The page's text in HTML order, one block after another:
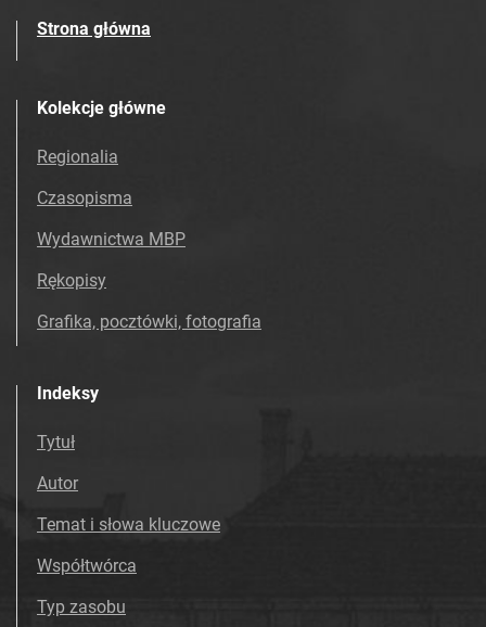
Feliksa Dzierżyńskiego. 1972
Feliksa Dzierżyńskiego. 1974
Tarnowskie Azoty : Organ Samorządu
Feliksa Dzierżyńskiego. 1975
Tarnowskie Azoty : Organ Samorządu
Feliksa Dzierżyńskiego. 1976
Tarnowskie Azoty : Organ Samorządu
Tarnowskie Azoty : Organ Samorządu
Tarnowskie Azoty : Organ Samorządu
Robotniczego Zakładów Azotowych im.
Tarnowskie Azoty : Organ Samorządu
Robotniczego Zakładów Azotowych im.
Strona główna
Kolekcje główne
Regionalia
Czasopisma
Wydawnictwa MBP
Rękopisy
Grafika, pocztówki, fotografia
Indeksy
Tytuł
Autor
Temat i słowa kluczowe
Współtwórca
Typ zasobu